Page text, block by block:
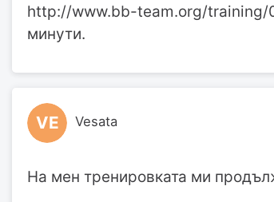
http://www.bb-team.org/training/
минути.
VE Vesata
На мен тренировката ми